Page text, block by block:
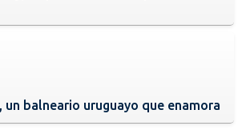
un balneario uruguayo que enamora